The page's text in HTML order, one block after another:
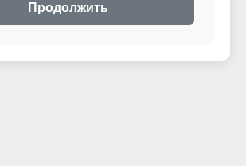
Продолжить